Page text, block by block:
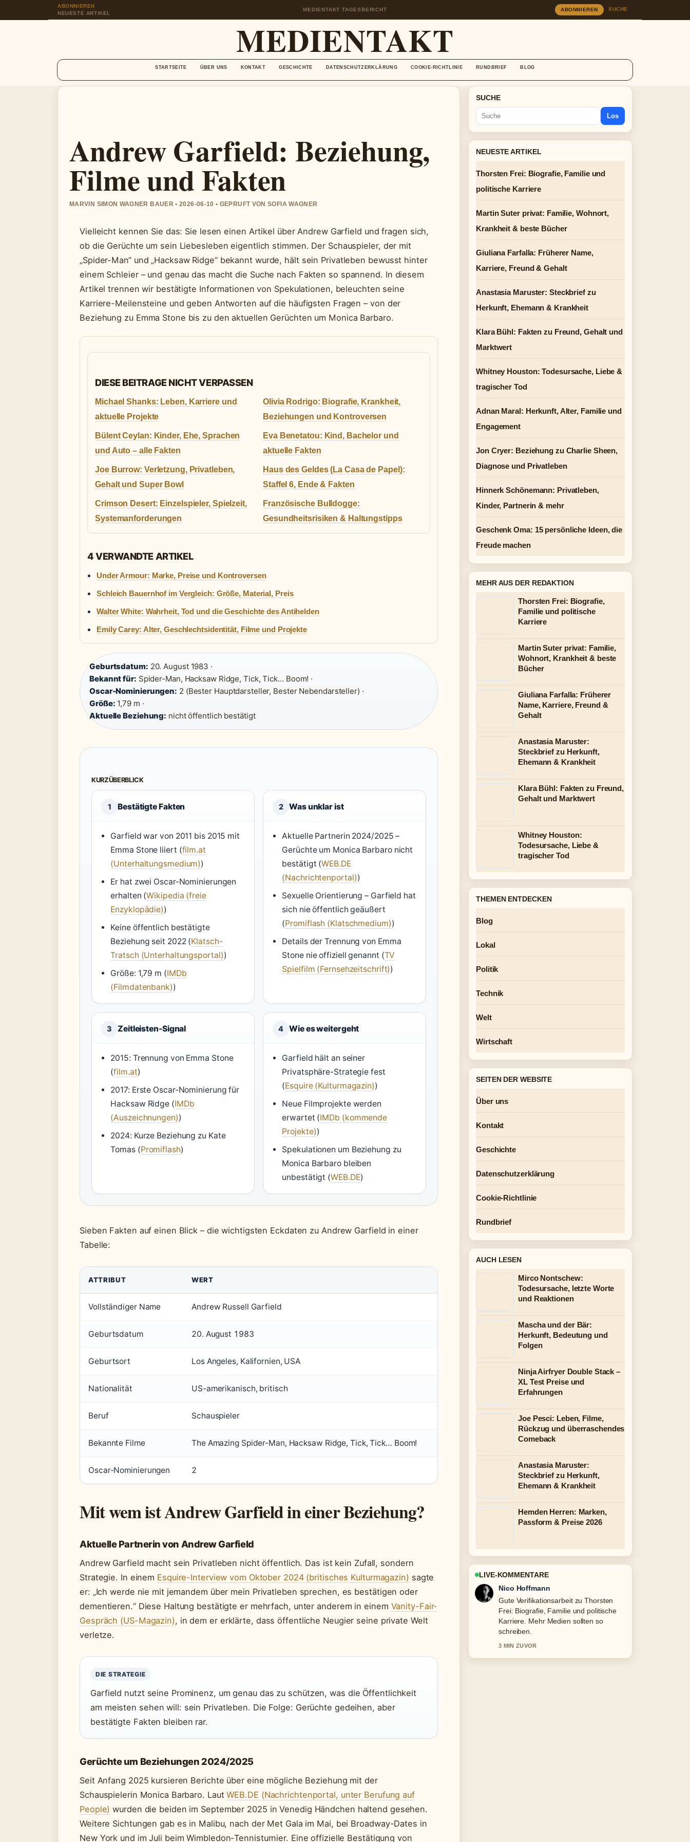
ABONNIEREN
NEUESTE ARTIKEL
MEDIENTAKT TAGESBERICHT ABONNIEREN SUCHE
MEDIENTAKT
STARTSEITE ÜBER UNS KONTAKT GESCHICHTE DATENSCHUTZERKLÄRUNG COOKIE-RICHTLINIE RUNDBRIEF BLOG
Andrew Garfield: Beziehung,
Filme und Fakten
MARVIN SIMON WAGNER BAUER • 2026-06-10 • GEPRUFT VON SOFIA WAGNER
Vielleicht kennen Sie das: Sie lesen einen Artikel über Andrew Garfield und fragen sich,
ob die Gerüchte um sein Liebesleben eigentlich stimmen. Der Schauspieler, der mit
„Spider-Man“ und „Hacksaw Ridge“ bekannt wurde, hält sein Privatleben bewusst hinter
einem Schleier – und genau das macht die Suche nach Fakten so spannend. In diesem
Artikel trennen wir bestätigte Informationen von Spekulationen, beleuchten seine
Karriere-Meilensteine und geben Antworten auf die häufigsten Fragen – von der
Beziehung zu Emma Stone bis zu den aktuellen Gerüchten um Monica Barbaro.
DIESE BEITRAGE NICHT VERPASSEN
Michael Shanks: Leben, Karriere und
aktuelle Projekte
Olivia Rodrigo: Biografie, Krankheit,
Beziehungen und Kontroversen
Bülent Ceylan: Kinder, Ehe, Sprachen
und Auto – alle Fakten
Eva Benetatou: Kind, Bachelor und
aktuelle Fakten
Joe Burrow: Verletzung, Privatleben,
Gehalt und Super Bowl
Haus des Geldes (La Casa de Papel):
Staffel 6, Ende & Fakten
Crimson Desert: Einzelspieler, Spielzeit,
Systemanforderungen
Französische Bulldogge:
Gesundheitsrisiken & Haltungstipps
4 VERWANDTE ARTIKEL
Under Armour: Marke, Preise und Kontroversen
Schleich Bauernhof im Vergleich: Größe, Material, Preis
Walter White: Wahrheit, Tod und die Geschichte des Antihelden
Emily Carey: Alter, Geschlechtsidentität, Filme und Projekte
Geburtsdatum: 20. August 1983 ·
Bekannt für: Spider-Man, Hacksaw Ridge, Tick, Tick… Boom! ·
Oscar-Nominierungen: 2 (Bester Hauptdarsteller, Bester Nebendarsteller) ·
Größe: 1,79 m ·
Aktuelle Beziehung: nicht öffentlich bestätigt
KURZÜBERBLICK
1 Bestätigte Fakten
Garfield war von 2011 bis 2015 mit
Emma Stone liiert (film.at
(Unterhaltungsmedium))
Er hat zwei Oscar-Nominierungen
erhalten (Wikipedia (freie
Enzyklopädie))
Keine öffentlich bestätigte
Beziehung seit 2022 (Klatsch-
Tratsch (Unterhaltungsportal))
Größe: 1,79 m (IMDb
(Filmdatenbank))
2 Was unklar ist
Aktuelle Partnerin 2024/2025 –
Gerüchte um Monica Barbaro nicht
bestätigt (WEB.DE
(Nachrichtenportal))
Sexuelle Orientierung – Garfield hat
sich nie öffentlich geäußert
(Promiflash (Klatschmedium))
Details der Trennung von Emma
Stone nie offiziell genannt (TV
Spielfilm (Fernsehzeitschrift))
3 Zeitleisten-Signal
2015: Trennung von Emma Stone
(film.at)
2017: Erste Oscar-Nominierung für
Hacksaw Ridge (IMDb
(Auszeichnungen))
2024: Kurze Beziehung zu Kate
Tomas (Promiflash)
4 Wie es weitergeht
Garfield hält an seiner
Privatsphäre-Strategie fest
(Esquire (Kulturmagazin))
Neue Filmprojekte werden
erwartet (IMDb (kommende
Projekte))
Spekulationen um Beziehung zu
Monica Barbaro bleiben
unbestätigt (WEB.DE)
Sieben Fakten auf einen Blick – die wichtigsten Eckdaten zu Andrew Garfield in einer
Tabelle:
ATTRIBUT WERT
Vollständiger Name Andrew Russell Garfield
Geburtsdatum 20. August 1983
Geburtsort Los Angeles, Kalifornien, USA
Nationalität US-amerikanisch, britisch
Beruf Schauspieler
Bekannte Filme The Amazing Spider-Man, Hacksaw Ridge, Tick, Tick… Boom!
Oscar-Nominierungen 2
Mit wem ist Andrew Garfield in einer Beziehung?
Aktuelle Partnerin von Andrew Garfield
Andrew Garfield macht sein Privatleben nicht öffentlich. Das ist kein Zufall, sondern
Strategie. In einem Esquire-Interview vom Oktober 2024 (britisches Kulturmagazin) sagte
er: „Ich werde nie mit jemandem über mein Privatleben sprechen, es bestätigen oder
dementieren.“ Diese Haltung bestätigte er mehrfach, unter anderem in einem Vanity-Fair-
Gespräch (US-Magazin), in dem er erklärte, dass öffentliche Neugier seine private Welt
verletze.
DIE STRATEGIE
Garfield nutzt seine Prominenz, um genau das zu schützen, was die Öffentlichkeit
am meisten sehen will: sein Privatleben. Die Folge: Gerüchte gedeihen, aber
bestätigte Fakten bleiben rar.
Gerüchte um Beziehungen 2024/2025
Seit Anfang 2025 kursieren Berichte über eine mögliche Beziehung mit der
Schauspielerin Monica Barbaro. LautWEB.DE (Nachrichtenportal, unter Berufung auf
People) wurden die beiden im September 2025 in Venedig Händchen haltend gesehen.
Weitere Sichtungen gab es in Malibu, nach der Met Gala im Mai, bei Broadway-Dates in
New York und im Juli beim Wimbledon-Tennisturnier. Eine offizielle Bestätigung von
SUCHE
Los
NEUESTE ARTIKEL
Thorsten Frei: Biografie, Familie und
politische Karriere
Martin Suter privat: Familie, Wohnort,
Krankheit & beste Bücher
Giuliana Farfalla: Früherer Name,
Karriere, Freund & Gehalt
Anastasia Maruster: Steckbrief zu
Herkunft, Ehemann & Krankheit
Klara Bühl: Fakten zu Freund, Gehalt und
Marktwert
Whitney Houston: Todesursache, Liebe &
tragischer Tod
Adnan Maral: Herkunft, Alter, Familie und
Engagement
Jon Cryer: Beziehung zu Charlie Sheen,
Diagnose und Privatleben
Hinnerk Schönemann: Privatleben,
Kinder, Partnerin & mehr
Geschenk Oma: 15 persönliche Ideen, die
Freude machen
MEHR AUS DER REDAKTION
Thorsten Frei: Biografie,
Familie und politische
Karriere
Martin Suter privat: Familie,
Wohnort, Krankheit & beste
Bücher
Giuliana Farfalla: Früherer
Name, Karriere, Freund &
Gehalt
Anastasia Maruster:
Steckbrief zu Herkunft,
Ehemann & Krankheit
Klara Bühl: Fakten zu Freund,
Gehalt und Marktwert
Whitney Houston:
Todesursache, Liebe &
tragischer Tod
THEMEN ENTDECKEN
Blog
Lokal
Politik
Technik
Welt
Wirtschaft
SEITEN DER WEBSITE
Über uns
Kontakt
Geschichte
Datenschutzerklärung
Cookie-Richtlinie
Rundbrief
AUCH LESEN
Mirco Nontschew:
Todesursache, letzte Worte
und Reaktionen
Mascha und der Bär:
Herkunft, Bedeutung und
Folgen
Ninja Airfryer Double Stack –
XL Test Preise und
Erfahrungen
Joe Pesci: Leben, Filme,
Rückzug und überraschendes
Comeback
Anastasia Maruster:
Steckbrief zu Herkunft,
Ehemann & Krankheit
Hemden Herren: Marken,
Passform & Preise 2026
LIVE-KOMMENTARE
Hannah Weber
Starke Einordnung zu Martin Suter
privat: Familie, Wohnort, Krankheit
&#038;.... Das ist die klarste
Zusammenfassung, die ich heute